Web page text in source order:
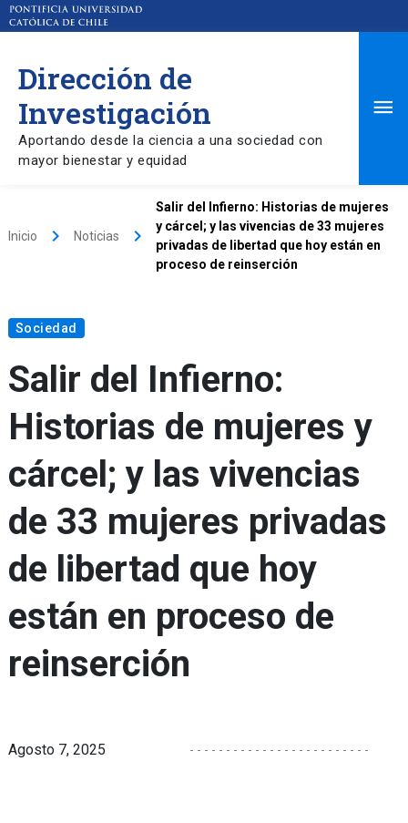
Dirección de
Investigación
Aportando desde la ciencia a una sociedad con
mayor bienestar y equidad
Inicio keyboard_arrow_right Noticias keyboard_arrow_right
Salir del Infierno: Historias de mujeres
y cárcel; y las vivencias de 33 mujeres
privadas de libertad que hoy están en
proceso de reinserción
Sociedad
Salir del Infierno:
Historias de mujeres y
cárcel; y las vivencias
de 33 mujeres privadas
de libertad que hoy
están en proceso de
reinserción
Agosto 7, 2025